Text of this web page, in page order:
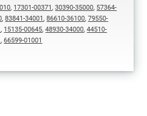
, 17301-00371,30390-35000, 57364-
,83841-34001,86610-36100,79550-
, 15135-00645,48930-34000,44510-
,66599-01001